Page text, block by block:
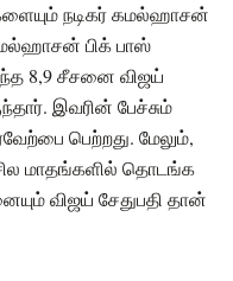
நடிகர் கமல்ஹாசன்
பிக் பாஸ்
8,9 சீசனை விஜய்
இவரின் பேச்சும்
பெற்றது. மேலும்,
மாதங்களில் தொடங்க
விஜய் சேதுபதி தான்